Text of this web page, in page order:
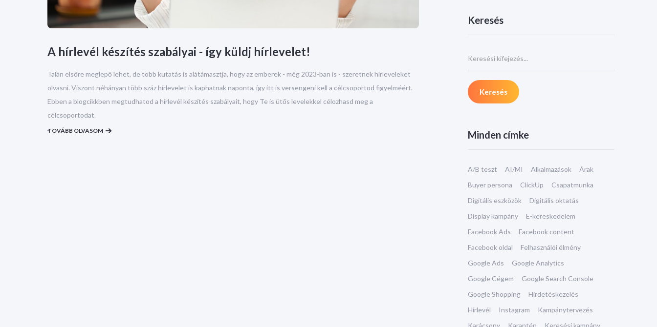
A hírlevél készítés szabályai - így küldj hírlevelet!
Talán elsőre meglepő lehet, de több kutatás is alátámasztja, hogy az emberek - még 2023-ban is - szeretnek hírleveleket
olvasni. Viszont néhányan több száz hírlevelet is kaphatnak naponta, így itt is versengeni kell a célcsoportod figyelméért.
Ebben a blogcikkben megtudhatod a hírlevél készítés szabályait, hogy Te is ütős levelekkel célozhasd meg a
célcsoportodat.
TOVÁBB OLVASOM
Keresés
Minden címke
A/B teszt AI/MI Alkalmazások
Árak
Buyer persona
ClickUp
Csapatmunka
Digitális eszközök
Digitális oktatás
Display kampány
E-kereskedelem
Facebook Ads
Facebook content
Facebook oldal
Felhasználói élmény
Google Ads
Google Analytics
Google Cégem
Google Search Console
Google Shopping
Hirdetéskezelés
Hírlevél
Instagram
Kampánytervezés
Karácsony
Karantén
Keresési kampány